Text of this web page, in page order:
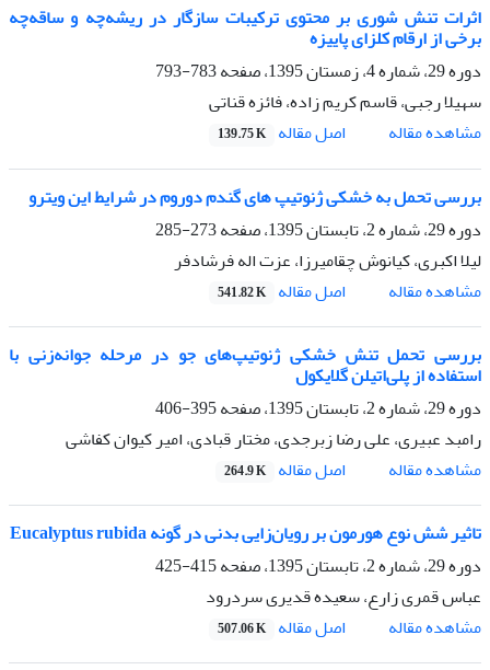
اثرات تنش شوری بر محتوی ترکیبات سازگار در ریشه‌چه و ساقه‌چه
برخی از ارقام کلزای پاییزه
دوره 29، شماره 4، زمستان 1395، صفحه
783-793
سهیلا رجبی، قاسم کریم زاده، فائزه قناتی
مشاهده مقاله
اصل مقاله 139.75 K
بررسی تحمل به خشکی ژنوتیپ های گندم دوروم در شرایط این ویترو
دوره 29، شماره 2، تابستان 1395، صفحه
273-285
لیلا اکبری، کیانوش چقامیرزا، عزت اله فرشادفر
مشاهده مقاله
اصل مقاله 541.82 K
بررسی تحمل تنش خشکی ژنوتیپ‌های جو در مرحله جوانه‌زنی با
استفاده از پلی‌اتیلن گلایکول
دوره 29، شماره 2، تابستان 1395، صفحه
395-406
رامبد عبیری، علی رضا زبرجدی، مختار قبادی، امیر کیوان کفاشی
مشاهده مقاله
اصل مقاله 264.9 K
تاثیر شش نوع‌ هورمون بر رویان‌زایی بدنی در گونه Eucalyptus rubida
دوره 29، شماره 2، تابستان 1395، صفحه
415-425
عباس قمری زارع، سعیده قدیری سردرود
مشاهده مقاله
اصل مقاله 507.06 K